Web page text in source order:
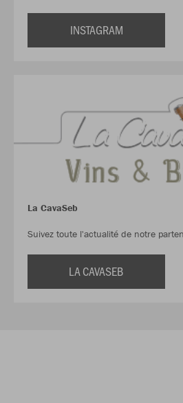
INSTAGRAM
La CavaSeb
Suivez toute l'actualité de notre
LA CAVASEB